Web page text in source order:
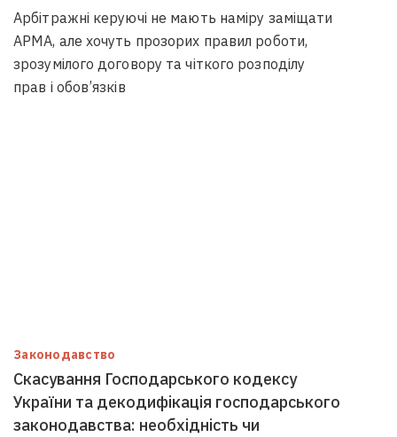
Арбітражні керуючі не мають наміру заміщати
АРМА, але хочуть прозорих правил роботи,
зрозумілого договору та чіткого розподілу
прав і обов’язків
Законодавство
Скасування Господарського кодексу
України та декодифікація господарського
законодавства: необхідність чи